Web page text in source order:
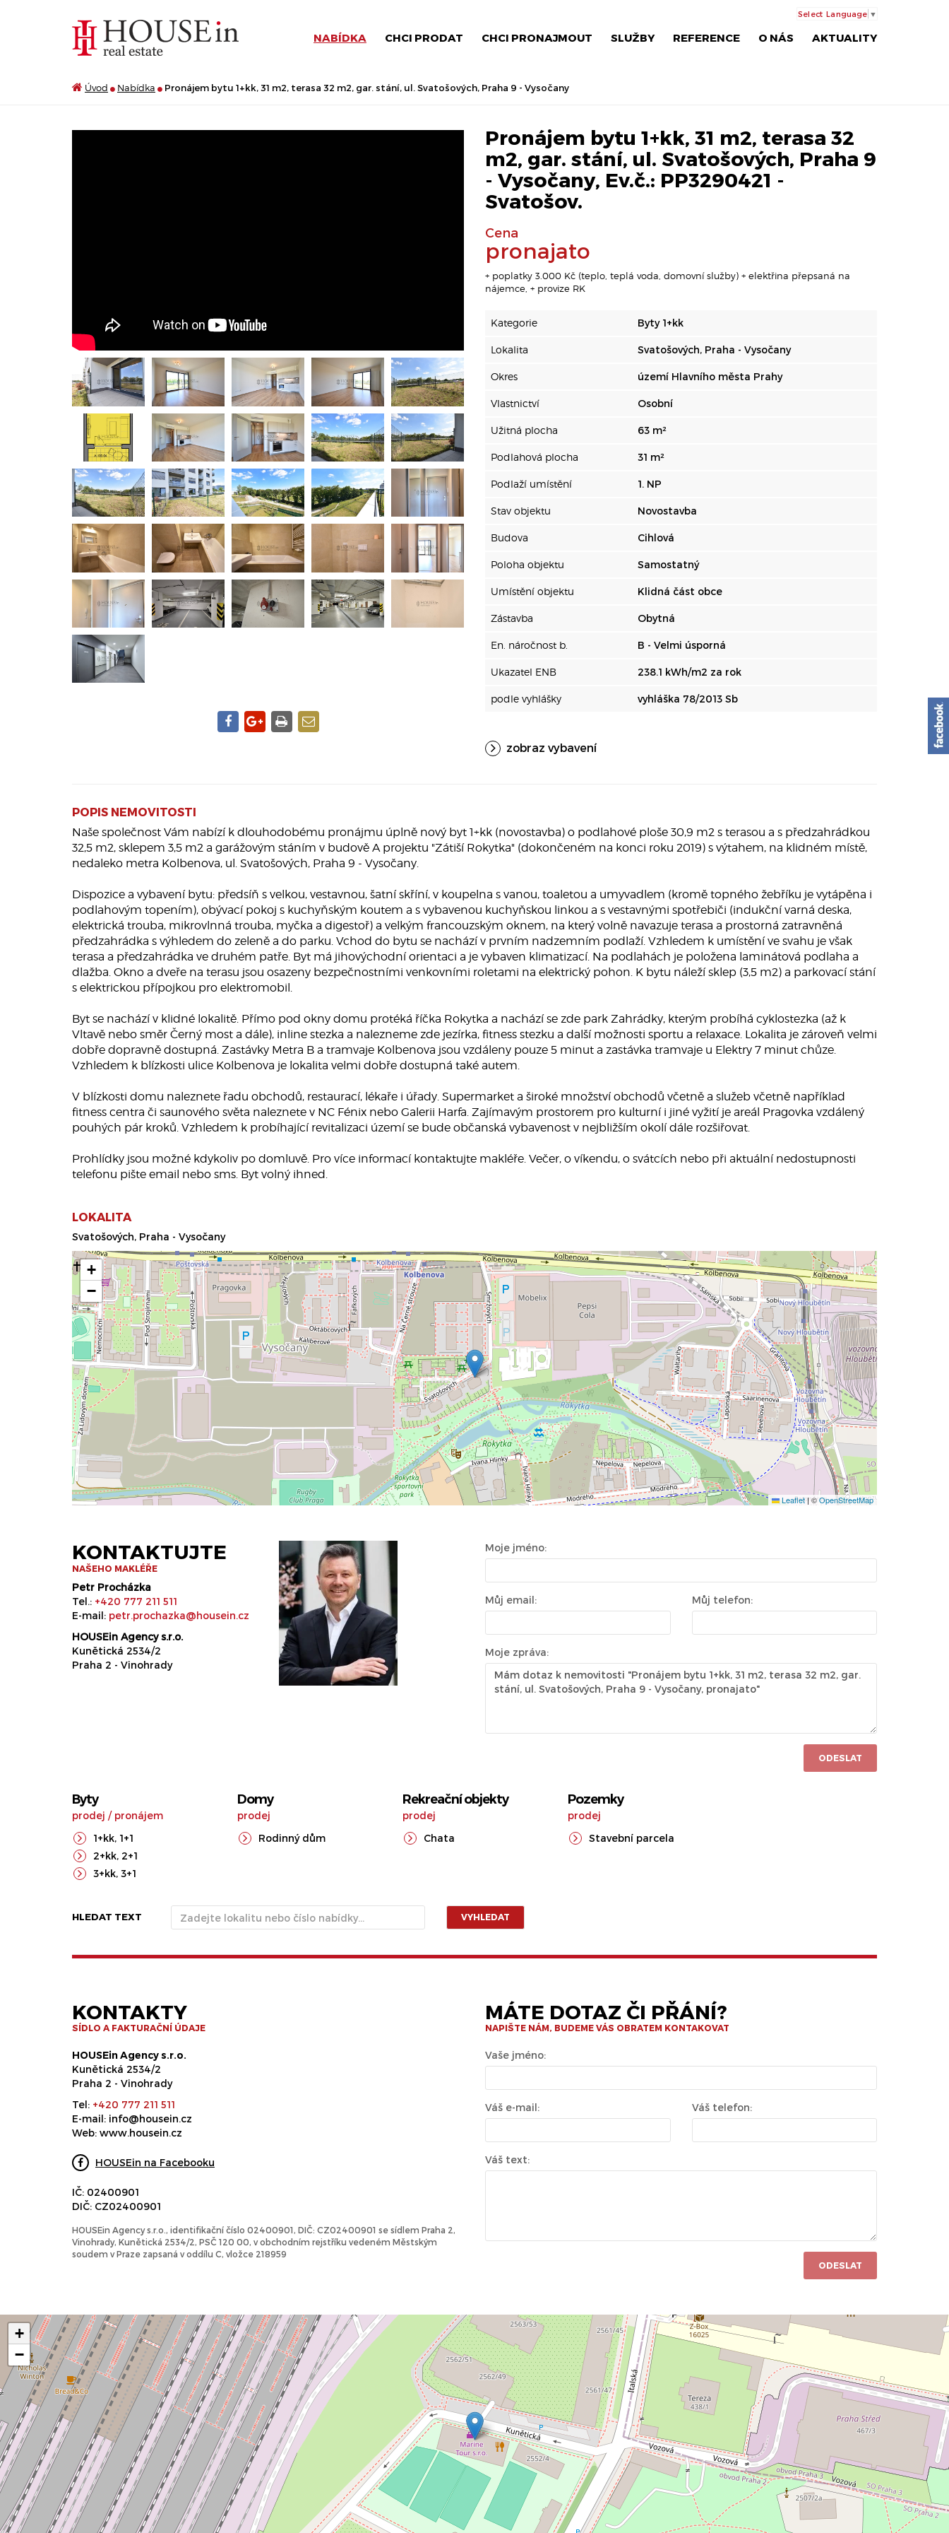
NABÍDKA CHCI PRODAT CHCI PRONAJMOUT SLUŽBY REFERENCE O NÁS AKTUALITY
Select Language ▼
Úvod Nabídka Pronájem bytu 1+kk, 31 m2, terasa 32 m2, gar. stání, ul. Svatošových, Praha 9 - Vysočany
Pronájem bytu 1+kk, 31 m2, terasa 32
m2, gar. stání, ul. Svatošových, Praha 9
- Vysočany, Ev.č.: PP3290421 -
Svatošov.
Cena
pronajato
+ poplatky 3.000 Kč (teplo, teplá voda, domovní služby) + elektřina přepsaná na
nájemce, + provize RK
Kategorie Byty 1+kk
Lokalita Svatošových, Praha - Vysočany
Okres území Hlavního města Prahy
Vlastnictví Osobní
Užitná plocha 63 m²
Podlahová plocha 31 m²
Podlaží umístění 1. NP
Stav objektu Novostavba
Budova Cihlová
Poloha objektu Samostatný
Umístění objektu Klidná část obce
Zástavba Obytná
En. náročnost b. B - Velmi úsporná
Ukazatel ENB 238.1 kWh/m2 za rok
podle vyhlášky vyhláška 78/2013 Sb
zobraz vybavení
POPIS NEMOVITOSTI
Naše společnost Vám nabízí k dlouhodobému pronájmu úplně nový byt 1+kk (novostavba) o podlahové ploše 30,9 m2 s terasou a s předzahrádkou
32,5 m2, sklepem 3,5 m2 a garážovým stáním v budově A projektu "Zátiší Rokytka" (dokončeném na konci roku 2019) s výtahem, na klidném místě,
nedaleko metra Kolbenova, ul. Svatošových, Praha 9 - Vysočany.
Dispozice a vybavení bytu: předsíň s velkou, vestavnou, šatní skříní, v koupelna s vanou, toaletou a umyvadlem (kromě topného žebříku je vytápěna i
podlahovým topením), obývací pokoj s kuchyňským koutem a s vybavenou kuchyňskou linkou a s vestavnými spotřebiči (indukční varná deska,
elektrická trouba, mikrovlnná trouba, myčka a digestoř) a velkým francouzským oknem, na který volně navazuje terasa a prostorná zatravněná
předzahrádka s výhledem do zeleně a do parku. Vchod do bytu se nachází v prvním nadzemním podlaží. Vzhledem k umístění ve svahu je však
terasa a předzahrádka ve druhém patře. Byt má jihovýchodní orientaci a je vybaven klimatizací. Na podlahách je položena laminátová podlaha a
dlažba. Okno a dveře na terasu jsou osazeny bezpečnostními venkovními roletami na elektrický pohon. K bytu náleží sklep (3,5 m2) a parkovací stání
s elektrickou přípojkou pro elektromobil.
Byt se nachází v klidné lokalitě. Přímo pod okny domu protéká říčka Rokytka a nachází se zde park Zahrádky, kterým probíhá cyklostezka (až k
Vltavě nebo směr Černý most a dále), inline stezka a nalezneme zde jezírka, fitness stezku a další možnosti sportu a relaxace. Lokalita je zároveň velmi
dobře dopravně dostupná. Zastávky Metra B a tramvaje Kolbenova jsou vzdáleny pouze 5 minut a zastávka tramvaje u Elektry 7 minut chůze.
Vzhledem k blízkosti ulice Kolbenova je lokalita velmi dobře dostupná také autem.
V blízkosti domu naleznete řadu obchodů, restaurací, lékaře i úřady. Supermarket a široké množství obchodů včetně a služeb včetně například
fitness centra či saunového světa naleznete v NC Fénix nebo Galerii Harfa. Zajímavým prostorem pro kulturní i jiné vyžití je areál Pragovka vzdálený
pouhých pár kroků. Vzhledem k probíhající revitalizaci území se bude občanská vybavenost v nejbližším okolí dále rozšiřovat.
Prohlídky jsou možné kdykoliv po domluvě. Pro více informací kontaktujte makléře. Večer, o víkendu, o svátcích nebo při aktuální nedostupnosti
telefonu pište email nebo sms. Byt volný ihned.
LOKALITA
Svatošových, Praha - Vysočany
+
−
Leaflet |©OpenStreetMap
KONTAKTUJTE
NAŠEHO MAKLÉŘE
Petr Procházka
Tel.: +420 777 211 511
E-mail: petr.prochazka@housein.cz
HOUSEin Agency s.r.o.
Kunětická 2534/2
Praha 2 - Vinohrady
Moje jméno:
Můj email: Můj telefon:
Moje zpráva:
ODESLAT
Byty
prodej / pronájem
1+kk, 1+1
2+kk, 2+1
3+kk, 3+1
Domy
prodej
Rodinný dům
Rekreační objekty
prodej
Chata
Pozemky
prodej
Stavební parcela
HLEDAT TEXT VYHLEDAT
KONTAKTY
SÍDLO A FAKTURAČNÍ ÚDAJE
HOUSEin Agency s.r.o.
Kunětická 2534/2
Praha 2 - Vinohrady
Tel: +420 777 211 511
E-mail: info@housein.cz
Web: www.housein.cz
HOUSEin na Facebooku
IČ: 02400901
DIČ: CZ02400901
HOUSEin Agency s.r.o., identifikační číslo 02400901, DIČ: CZ02400901 se sídlem Praha 2,
Vinohrady, Kunětická 2534/2, PSČ 120 00, v obchodním rejstříku vedeném Městským
soudem v Praze zapsaná v oddílu C, vložce 218959
MÁTE DOTAZ ČI PŘÁNÍ?
NAPIŠTE NÁM, BUDEME VÁS OBRATEM KONTAKOVAT
Vaše jméno:
Váš e-mail: Váš telefon:
Váš text:
ODESLAT
+
−